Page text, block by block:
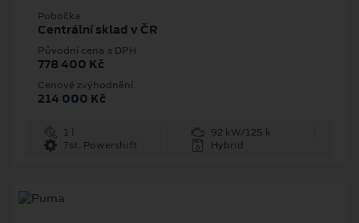
Pobočka
Centrální sklad v ČR
Původní cena s DPH
778 400 Kč
Cenové zvýhodnění
214 000 Kč
1 l
92 kW/125 k
7st. Powershift
Hybrid